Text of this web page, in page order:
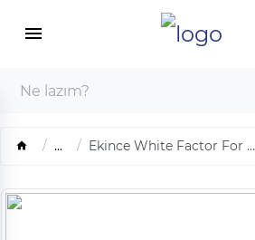
... Ekince White Factor For ...